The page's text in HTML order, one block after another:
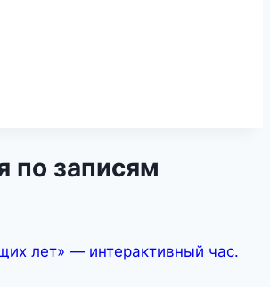
по записям
лет» — интерактивный час.